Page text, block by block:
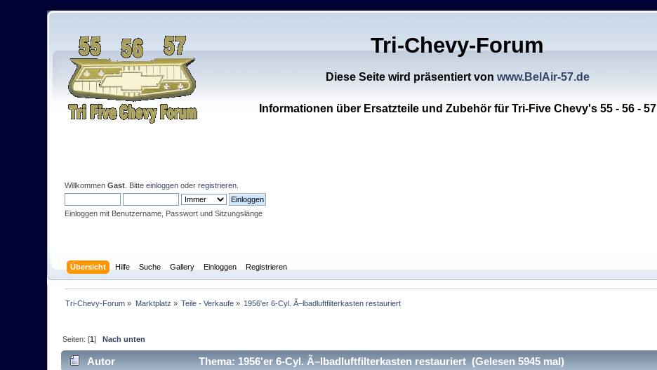
Tri-Chevy-Forum
Diese Seite wird präsentiert von www.BelAir-57.de
Informationen über Ersatzteile und Zubehör für Tri-Five Chevy's 55 - 56 - 57
WillkommenGast . Bitteeinloggen oderregistrieren
Einloggen mit Benutzername, Passwort und Sitzungslänge
Übersicht Hilfe Suche Gallery Einloggen Registrieren
Tri-Chevy-Forum » Marktplatz » Teile - Verkaufe » 1956'er 6-Cyl. Ã–lbadluftfilterkasten restauriert
Seiten: [1] Nach unten
Autor Thema: 1956'er 6-Cyl. Ã–lbadluftfilterkasten restauriert (Gelesen 5945 mal)